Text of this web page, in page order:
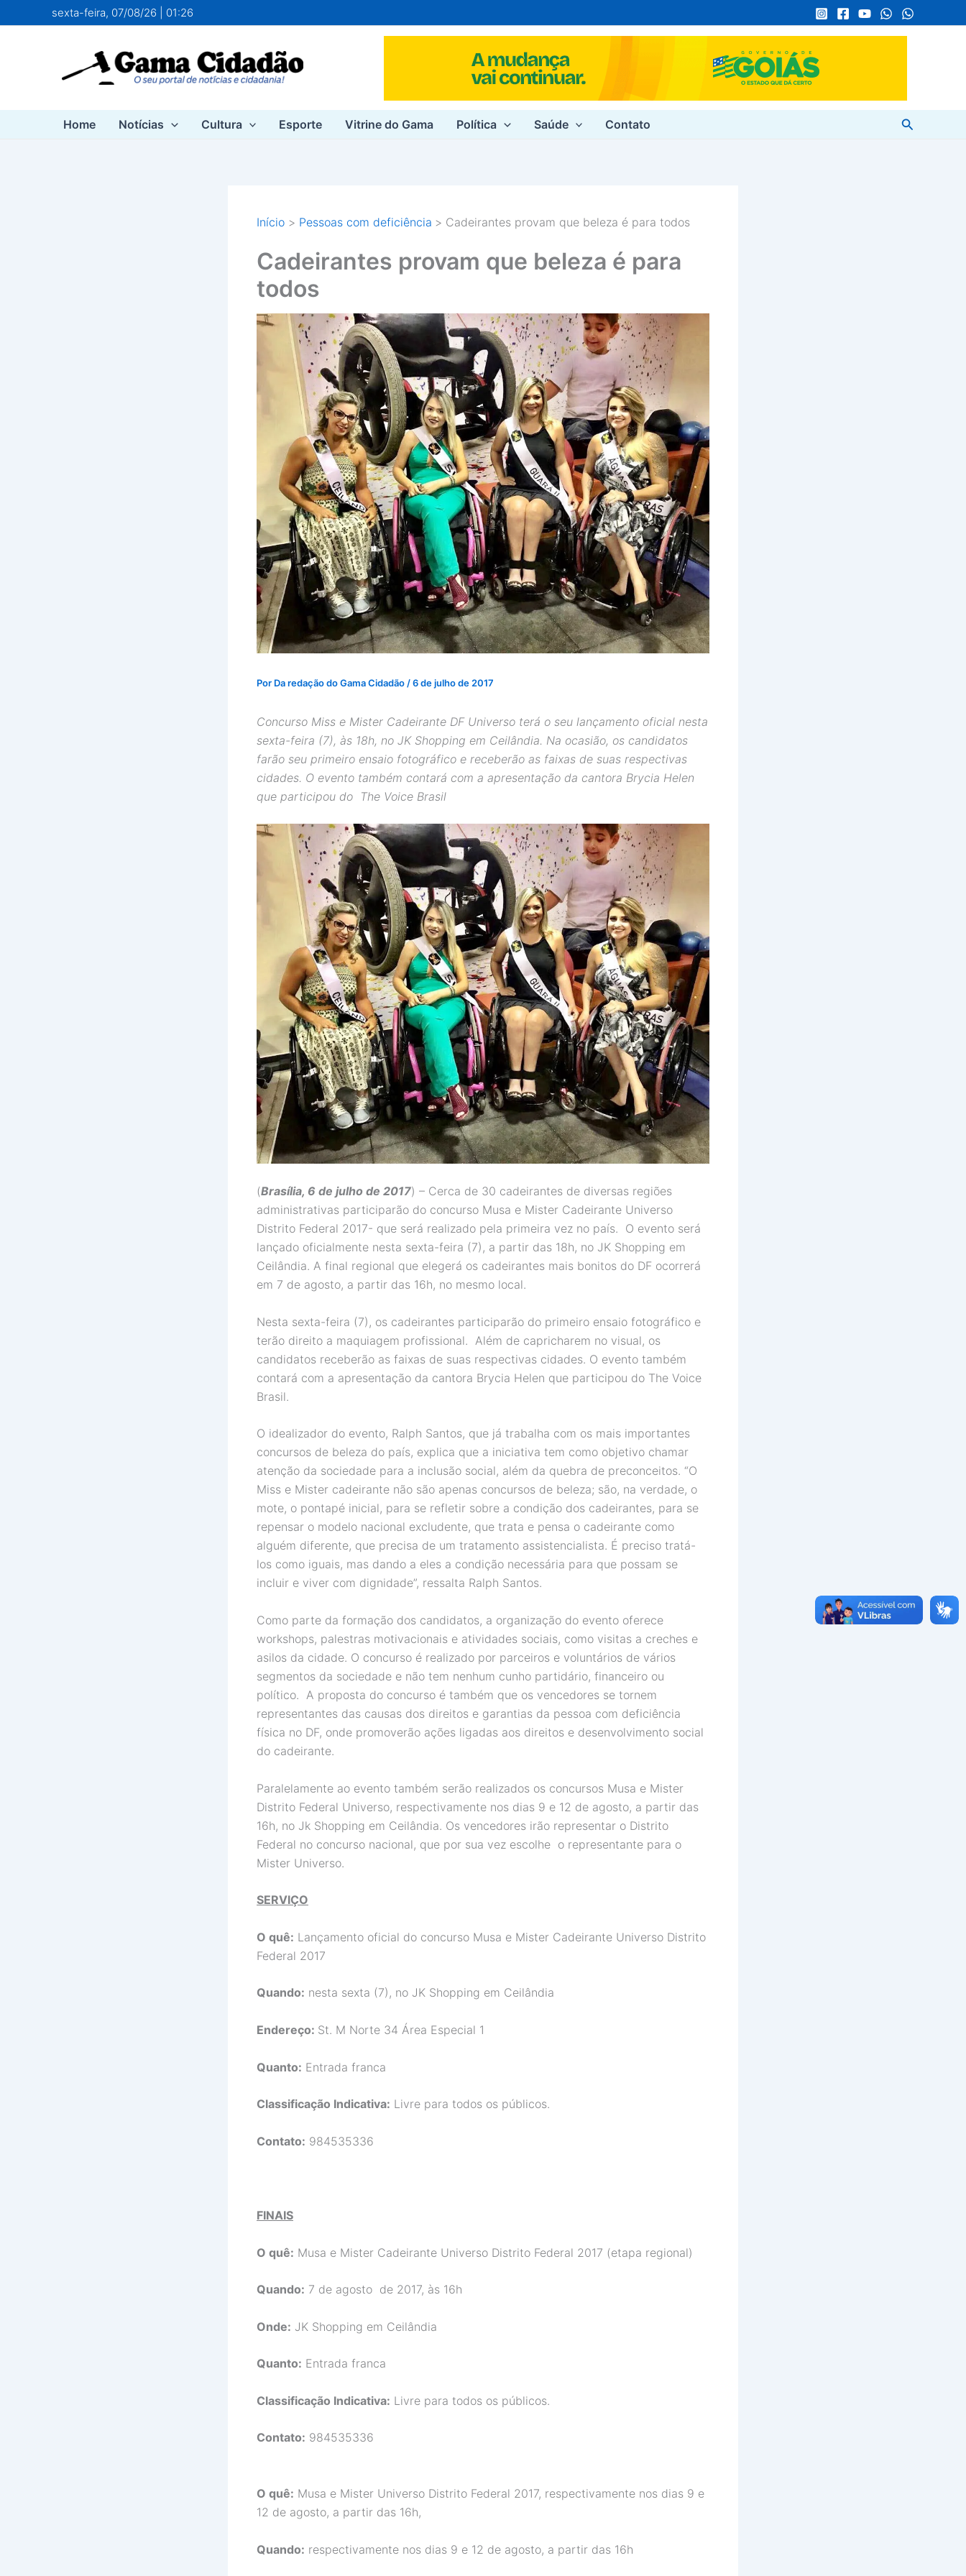
para
sexta-feira, 07/08/26 | 01:26
Home Notícias Cultura Esporte Vitrine do Gama Política Saúde Contato Pesquisar
Início Pessoas com deficiência Cadeirantes provam que beleza é para todos
Cadeirantes provam que beleza é para
todos
Por Da redação do Gama Cidadão /6 de julho de 2017
Concurso Miss e Mister Cadeirante DF Universo terá o seu lançamento oficial nesta
sexta-feira (7), às 18h, no JK Shopping em Ceilândia. Na ocasião, os candidatos
farão seu primeiro ensaio fotográfico e receberão as faixas de suas respectivas
cidades. O evento também contará com a apresentação da cantora Brycia Helen
que participou do The Voice Brasil
(Brasília, 6 de julho de 2017) – Cerca de 30 cadeirantes de diversas regiões
administrativas participarão do concurso Musa e Mister Cadeirante Universo
Distrito Federal 2017- que será realizado pela primeira vez no país. O evento será
lançado oficialmente nesta sexta-feira (7), a partir das 18h, no JK Shopping em
Ceilândia. A final regional que elegerá os cadeirantes mais bonitos do DF ocorrerá
em 7 de agosto, a partir das 16h, no mesmo local.
Nesta sexta-feira (7), os cadeirantes participarão do primeiro ensaio fotográfico e
terão direito a maquiagem profissional. Além de capricharem no visual, os
candidatos receberão as faixas de suas respectivas cidades. O evento também
contará com a apresentação da cantora Brycia Helen que participou do The Voice
Brasil.
O idealizador do evento, Ralph Santos, que já trabalha com os mais importantes
concursos de beleza do país, explica que a iniciativa tem como objetivo chamar
atenção da sociedade para a inclusão social, além da quebra de preconceitos. “O
Miss e Mister cadeirante não são apenas concursos de beleza; são, na verdade, o
mote, o pontapé inicial, para se refletir sobre a condição dos cadeirantes, para se
repensar o modelo nacional excludente, que trata e pensa o cadeirante como
alguém diferente, que precisa de um tratamento assistencialista. É preciso tratá-
los como iguais, mas dando a eles a condição necessária para que possam se
incluir e viver com dignidade”, ressalta Ralph Santos.
Como parte da formação dos candidatos, a organização do evento oferece
workshops, palestras motivacionais e atividades sociais, como visitas a creches e
asilos da cidade. O concurso é realizado por parceiros e voluntários de vários
segmentos da sociedade e não tem nenhum cunho partidário, financeiro ou
político. A proposta do concurso é também que os vencedores se tornem
representantes das causas dos direitos e garantias da pessoa com deficiência
física no DF, onde promoverão ações ligadas aos direitos e desenvolvimento social
do cadeirante.
Paralelamente ao evento também serão realizados os concursos Musa e Mister
Distrito Federal Universo, respectivamente nos dias 9 e 12 de agosto, a partir das
16h, no Jk Shopping em Ceilândia. Os vencedores irão representar o Distrito
Federal no concurso nacional, que por sua vez escolhe o representante para o
Mister Universo.
SERVIÇO
O quê: Lançamento oficial do concurso Musa e Mister Cadeirante Universo Distrito
Federal 2017
Quando: nesta sexta (7), no JK Shopping em Ceilândia
Endereço: St. M Norte 34 Área Especial 1
Quanto: Entrada franca
Classificação Indicativa: Livre para todos os públicos.
Contato: 984535336
FINAIS
O quê: Musa e Mister Cadeirante Universo Distrito Federal 2017 (etapa regional)
Quando: 7 de agosto de 2017, às 16h
Onde: JK Shopping em Ceilândia
Quanto: Entrada franca
Classificação Indicativa: Livre para todos os públicos.
Contato: 984535336
O quê: Musa e Mister Universo Distrito Federal 2017, respectivamente nos dias 9 e
12 de agosto, a partir das 16h,
Quando: respectivamente nos dias 9 e 12 de agosto, a partir das 16h